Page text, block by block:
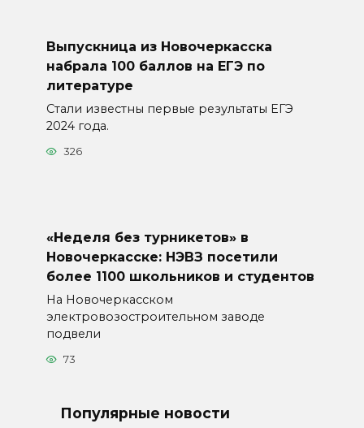
Выпускница из Новочеркасска
набрала 100 баллов на ЕГЭ по
литературе
Стали известны первые результаты ЕГЭ
2024 года.
326
«Неделя без турникетов» в
Новочеркасске: НЭВЗ посетили
более 1100 школьников и студентов
На Новочеркасском
электровозостроительном заводе
подвели
73
Популярные новости